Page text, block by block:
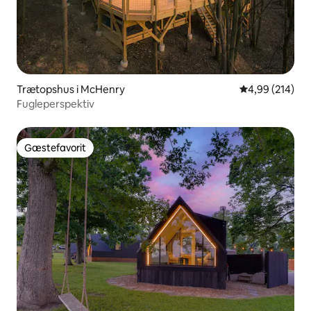
Trætopshus i McHenry 4,99 ud af 5 i
4,99 (214)
Fugleperspektiv
Gæstefavorit
Gæstefavorit